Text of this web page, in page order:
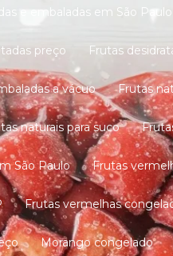
e embaladas em São Paulo
preço Frutas
a vácuo Frutas
naturais para suco
São Paulo Frutas
Frutas vermelhas
Morango congelado